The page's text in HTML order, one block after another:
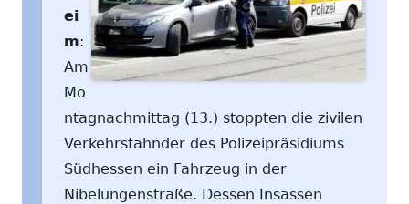
ei
m:
Am
Mo
ntagnachmittag (13.) stoppten die zivilen
Verkehrsfahnder des Polizeipräsidiums
Südhessen ein Fahrzeug in der
Nibelungenstraße. Dessen Insassen